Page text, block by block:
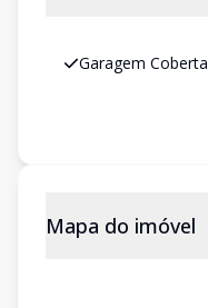
Garagem Coberta
Mapa do imóvel